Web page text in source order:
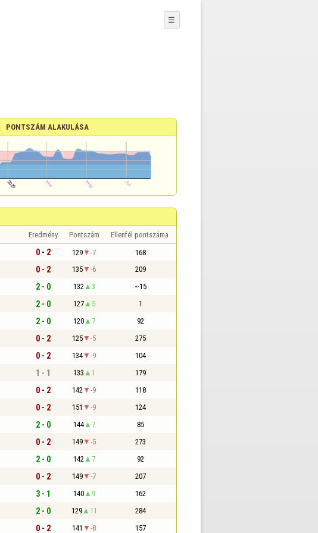
☰
PONTSZÁM ALAKULÁSA
Eredmény Pontszám Ellenfél pontszáma
0 - 2 129 -7 168
0 - 2 135 -6 209
2 - 0 132 3 ~15
2 - 0 127 5 1
2 - 0 120 7 92
0 - 2 125 -5 275
0 - 2 134 -9 104
1 - 1 133 1 179
0 - 2 142 -9 118
0 - 2 151 -9 124
2 - 0 144 7 85
0 - 2 149 -5 273
2 - 0 142 7 92
0 - 2 149 -7 207
3 - 1 140 9 162
2 - 0 129 11 284
0 - 2 141 -8 157